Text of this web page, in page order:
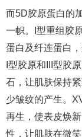
而5D胶原蛋白的
一帜。I型重组胶
蛋白及纤连蛋白，
I型胶原和III型胶
石，让肌肤保持
少皱纹的产生。
再生，使表皮焕
性，让肌肤在微